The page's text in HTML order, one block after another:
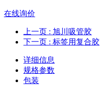
在线询价
上一页 : 旭川吸管胶
下一页 : 标签用复合胶
详细信息
规格参数
包装